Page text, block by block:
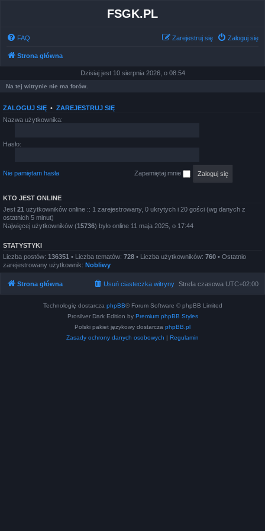
FSGK.PL
FAQ Zaloguj się
Zarejestruj się
Strona główna
Dzisiaj jest 10 sierpnia 2026, o 08:54
Na tej witrynie nie ma forów.
ZALOGUJ SIĘ • ZAREJESTRUJ SIĘ
Nazwa użytkownika:
Hasło:
Nie pamiętam hasła Zapamiętaj mnie
KTO JEST ONLINE
Jest 21 użytkowników online :: 1 zarejestrowany, 0 ukrytych i 20 gości (wg danych z
ostatnich 5 minut)
Najwięcej użytkowników (15736) było online 11 maja 2025, o 17:44
STATYSTYKI
Liczba postów: 136351 • Liczba tematów: 728 • Liczba użytkowników: 760 • Ostatnio
zarejestrowany użytkownik: Nobliwy
Strona główna Strefa czasowa UTC+02:00
Usuń ciasteczka witryny
Technologię dostarcza phpBB® Forum Software © phpBB Limited
Prosilver Dark Edition by Premium phpBB Styles
Polski pakiet językowy dostarcza phpBB.pl
Zasady ochrony danych osobowych | Regulamin